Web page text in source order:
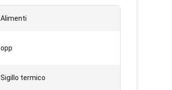
Alimenti
opp
Sigillo termico